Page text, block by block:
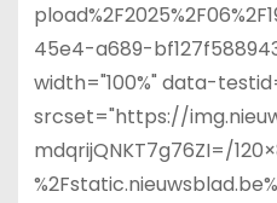
45e4-a689-
width="100%" data-
srcset="https://
mdqrijQNKT7g76ZI=/